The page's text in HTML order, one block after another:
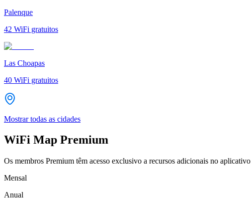
Palenque
42 WiFi gratuitos
Las Choapas
40 WiFi gratuitos
Mostrar todas as cidades
WiFi Map Premium
Os membros Premium têm acesso exclusivo a recursos adicionais no aplicativo
Mensal
Anual